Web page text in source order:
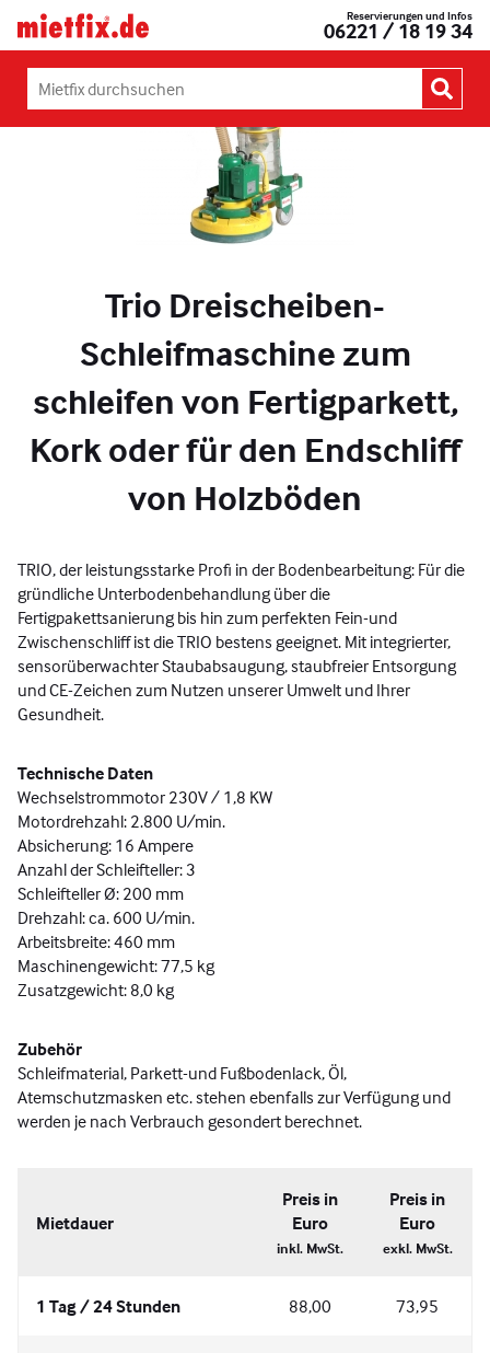
Inhalt
Mietfix®
Geräte
Maschinen
mieten
in
Reservierungen und Infos
06221 / 18 19 34
durchsuchen:
Trio Dreischeiben-
Schleifmaschine zum
schleifen von Fertigparkett,
Kork oder für den Endschliff
von Holzböden
TRIO, der leistungsstarke Profi in der Bodenbearbeitung: Für die
gründliche Unterbodenbehandlung über die
Fertigpakettsanierung bis hin zum perfekten Fein-und
Zwischenschliff ist die TRIO bestens geeignet. Mit integrierter,
sensorüberwachter Staubabsaugung, staubfreier Entsorgung
und CE-Zeichen zum Nutzen unserer Umwelt und Ihrer
Gesundheit.
Technische Daten
Wechselstrommotor 230V / 1,8 KW
Motordrehzahl: 2.800 U/min.
Absicherung: 16 Ampere
Anzahl der Schleifteller: 3
Schleifteller Ø: 200 mm
Drehzahl: ca. 600 U/min.
Arbeitsbreite: 460 mm
Maschinengewicht: 77,5 kg
Zusatzgewicht: 8,0 kg
Zubehör
Schleifmaterial, Parkett-und Fußbodenlack, Öl,
Atemschutzmasken etc. stehen ebenfalls zur Verfügung und
werden je nach Verbrauch gesondert berechnet.
Mietdauer
Preis in
Euro
inkl. MwSt.
Preis in
Euro
exkl. MwSt.
1 Tag / 24 Stunden 88,00 73,95